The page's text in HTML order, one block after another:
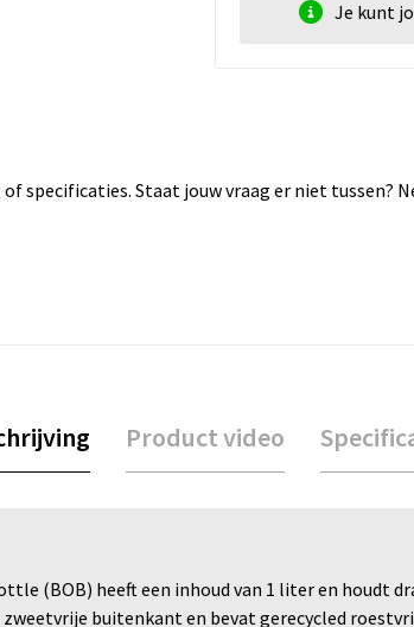
Je kunt
specificaties. Staat jouw vraag er niet tussen?
Product video
(BOB) heeft een inhoud van 1 liter en houdt
buitenkant en bevat gerecycled